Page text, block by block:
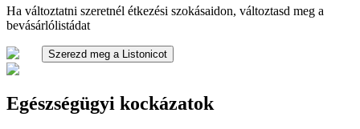
Ha változtatni szeretnél étkezési szokásaidon, változtasd meg a
bevásárlólistádat
Szerezd meg a Listonicot
Egészségügyi kockázatok